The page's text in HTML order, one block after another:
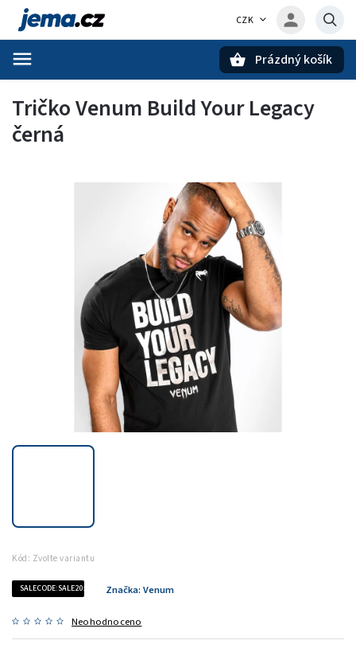
CZK
Prázdný košík
Tričko Venum Build Your Legacy
černá
Kód: Zvolte variantu
SALECODE:SALE20:20:%
Neohodnoceno
Značka: Venum